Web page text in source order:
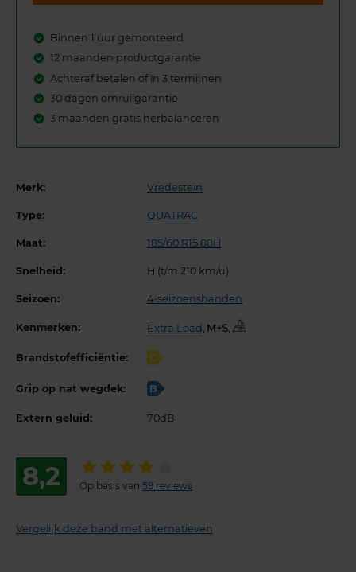
Binnen 1 uur gemonteerd
12 maanden productgarantie
Achteraf betalen of in 3 termijnen
30 dagen omruilgarantie
3 maanden gratis herbalanceren
Merk: Vredestein
Type: QUATRAC
Maat: 185/60 R15 88H
Snelheid: H (t/m 210 km/u)
Seizoen: 4-seizoensbanden
Kenmerken: Extra Load ,
Brandstofefficiëntie: C
Grip op nat wegdek: B
Extern geluid: 70dB
8,2 Op basis van 59 reviews
Vergelijk deze band met alternatieven